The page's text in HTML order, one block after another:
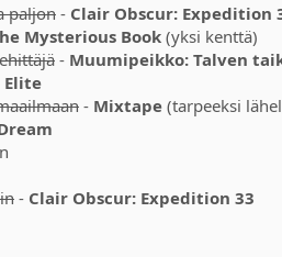
paljon - Clair Obscur: Expedition
Mysterious Book (yksi kenttä)
- Muumipeikko: Talven
Elite
- Mixtape (tarpeeksi
- Clair Obscur: Expedition 33